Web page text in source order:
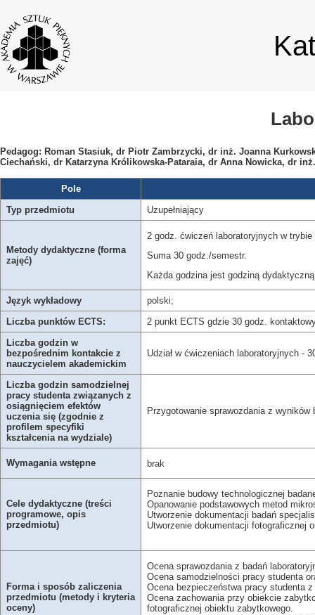
Pedagog: Roman Stasiuk, dr Piotr Zambrzycki, dr inż. Joanna
Ciechański, dr Katarzyna Królikowska-Pataraia, dr Anna Nowicka, dr
Pole
Typ przedmiotu
Uzupełniający
Metody dydaktyczne (forma
zajęć)
2 godz. ćwiczeń laboratoryjnych w
Suma 30 godz./semestr.
Każda godzina jest godziną
Język wykładowy
polski;
Liczba punktów ECTS:
2 punkt ECTS gdzie 30 godz.
Liczba godzin w
bezpośrednim kontakcie z
nauczycielem akademickim
Udział w ćwiczeniach laboratoryjnych -
Liczba godzin samodzielnej
pracy studenta związanych z
osiągnięciem efektów
uczenia się (zgodnie z
profilem specyfiki
kształcenia na wydziale)
Przygotowanie sprawozdania z
Wymagania wstępne brak
Cele dydaktyczne (treści
programowe, opis
przedmiotu)
Poznanie budowy technologicznej
Opanowanie podstawowych metod
Utworzenie dokumentacji badań
Utworzenie dokumentacji fotograficznej
Forma i sposób zaliczenia
przedmiotu (metody i kryteria
oceny)
Ocena sprawozdania z badań
Ocena samodzielności pracy studenta
Ocena bezpieczeństwa pracy studenta
Ocena zachowania przy obiekcie
fotograficznej obiektu zabytkowego.